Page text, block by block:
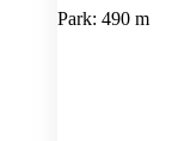
Park: 490 m